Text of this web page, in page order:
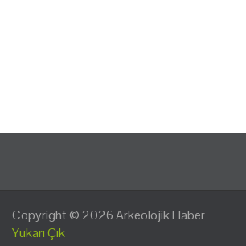
Copyright © 2026Arkeolojik Haber
Yukarı Çık